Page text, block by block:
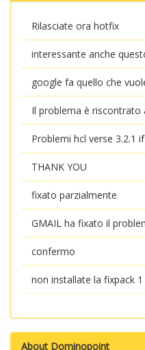
Rilasciate ora hotfix
interessante anche
google fa quello che
Il problema è riscontrato
Problemi hcl verse 3.2.1
THANK YOU
fixato parzialmente
GMAIL ha fixato il
confermo
non installate la fixpack 1
About Dominopoint